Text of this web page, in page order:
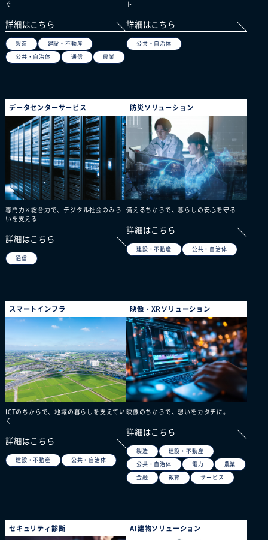
ぐ
詳細はこちら
製造 建設・不動産
公共・自治体 通信 農業
ト
詳細はこちら
公共・自治体
データセンターサービス
専門力×総合力で、デジタル社会のみら
いを支える
詳細はこちら
通信
防災ソリューション
備えるちからで、暮らしの安心を守る
詳細はこちら
建設・不動産 公共・自治体
スマートインフラ
ICTのちからで、地域の暮らしを支えてい
く
詳細はこちら
建設・不動産 公共・自治体
映像・XRソリューション
映像のちからで、想いをカタチに。
詳細はこちら
製造 建設・不動産
公共・自治体 電力 農業
金融 教育 サービス
セキュリティ診断 AI建物ソリューション